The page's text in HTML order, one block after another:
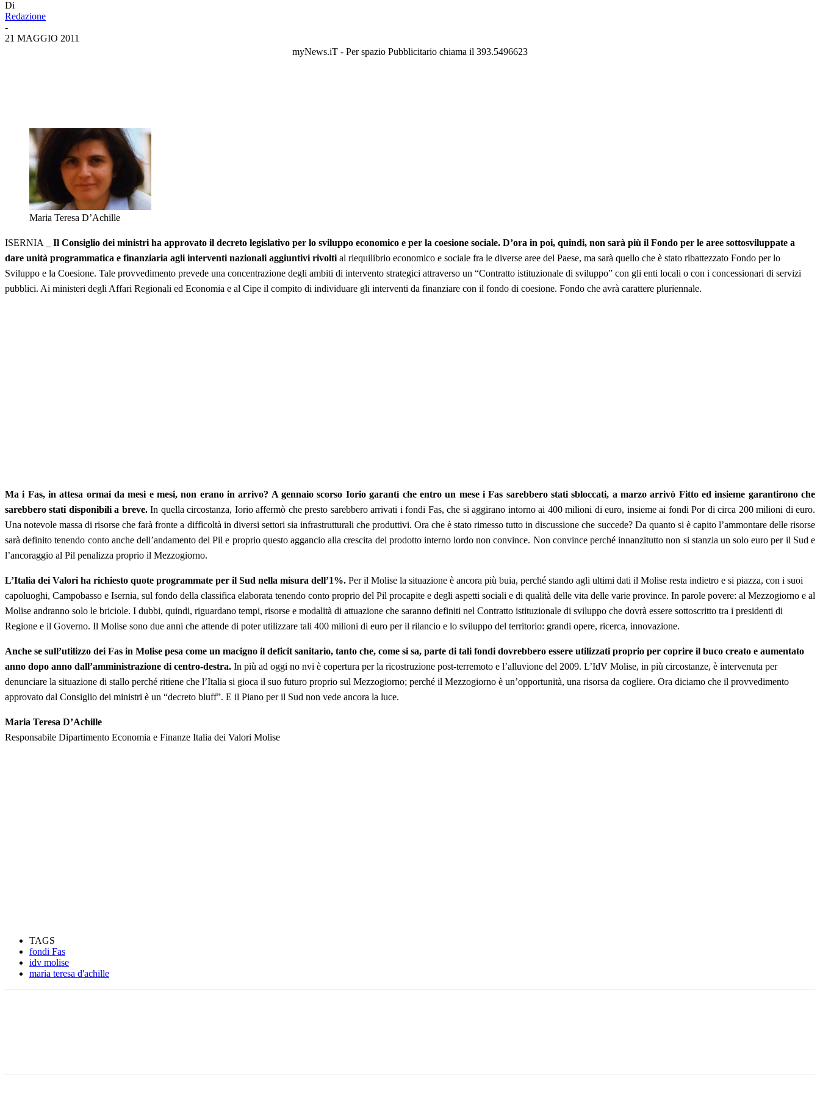
Di
Redazione
-
21 MAGGIO 2011
myNews.iT - Per spazio Pubblicitario chiama il 393.5496623
Maria Teresa D’Achille
ISERNIA _ Il Consiglio dei ministri ha approvato il decreto legislativo per lo sviluppo economico e per la coesione sociale. D’ora in poi, quindi, non sarà più il Fondo per le aree sottosviluppate a
dare unità programmatica e finanziaria agli interventi nazionali aggiuntivi rivolti al riequilibrio economico e sociale fra le diverse aree del Paese, ma sarà quello che è stato ribattezzato Fondo per lo
Sviluppo e la Coesione. Tale provvedimento prevede una concentrazione degli ambiti di intervento strategici attraverso un “Contratto istituzionale di sviluppo” con gli enti locali o con i concessionari di servizi
pubblici. Ai ministeri degli Affari Regionali ed Economia e al Cipe il compito di individuare gli interventi da finanziare con il fondo di coesione. Fondo che avrà carattere pluriennale.
Ma i Fas, in attesa ormai da mesi e mesi, non erano in arrivo? A gennaio scorso Iorio garantì che entro un mese i Fas sarebbero stati sbloccati, a marzo arrivò Fitto ed insieme garantirono che
sarebbero stati disponibili a breve.In quella circostanza, Iorio affermò che presto sarebbero arrivati i fondi Fas, che si aggirano intorno ai 400 milioni di euro, insieme ai fondi Por di circa 200 milioni di euro.
Una notevole massa di risorse che farà fronte a difficoltà in diversi settori sia infrastrutturali che produttivi. Ora che è stato rimesso tutto in discussione che succede? Da quanto si è capito l’ammontare delle risorse
sarà definito tenendo conto anche dell’andamento del Pil e proprio questo aggancio alla crescita del prodotto interno lordo non convince. Non convince perché innanzitutto non si stanzia un solo euro per il Sud e
l’ancoraggio al Pil penalizza proprio il Mezzogiorno.
L’Italia dei Valori ha richiesto quote programmate per il Sud nella misura dell’1%. Per il Molise la situazione è ancora più buia, perché stando agli ultimi dati il Molise resta indietro e si piazza, con i suoi
capoluoghi, Campobasso e Isernia, sul fondo della classifica elaborata tenendo conto proprio del Pil procapite e degli aspetti sociali e di qualità delle vita delle varie province. In parole povere: al Mezzogiorno e al
Molise andranno solo le briciole. I dubbi, quindi, riguardano tempi, risorse e modalità di attuazione che saranno definiti nel Contratto istituzionale di sviluppo che dovrà essere sottoscritto tra i presidenti di
Regione e il Governo. Il Molise sono due anni che attende di poter utilizzare tali 400 milioni di euro per il rilancio e lo sviluppo del territorio: grandi opere, ricerca, innovazione.
Anche se sull’utilizzo dei Fas in Molise pesa come un macigno il deficit sanitario, tanto che, come si sa, parte di tali fondi dovrebbero essere utilizzati proprio per coprire il buco creato e aumentato
anno dopo anno dall’amministrazione di centro-destra. In più ad oggi no nvi è copertura per la ricostruzione post-terremoto e l’alluvione del 2009. L’IdV Molise, in più circostanze, è intervenuta per
denunciare la situazione di stallo perché ritiene che l’Italia si gioca il suo futuro proprio sul Mezzogiorno; perché il Mezzogiorno è un’opportunità, una risorsa da cogliere. Ora diciamo che il provvedimento
approvato dal Consiglio dei ministri è un “decreto bluff”. E il Piano per il Sud non vede ancora la luce.
Maria Teresa D’Achille
Responsabile Dipartimento Economia e Finanze Italia dei Valori Molise
TAGS
fondi Fas
idv molise
maria teresa d'achille